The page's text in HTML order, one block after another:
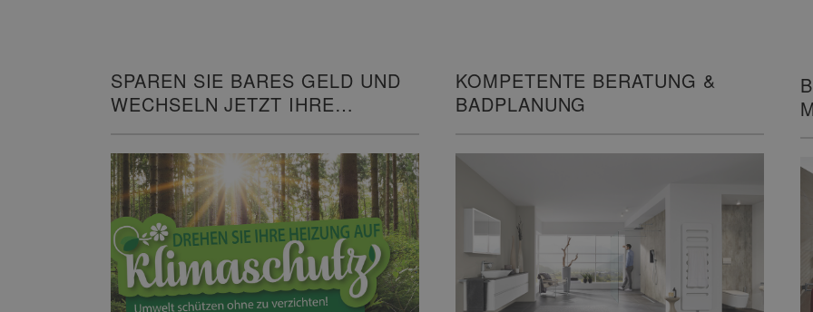
SPAREN SIE BARES GELD UND
WECHSELN JETZT IHRE
KOMPETENTE BERATUNG &
BADPLANUNG